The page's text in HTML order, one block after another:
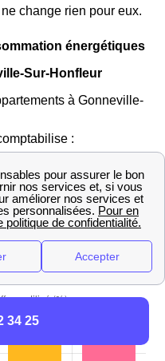
change rien pour eux.
énergétiques
Sur-Honfleur
à Gonneville-
:
par les habitants de
le chauffage
34 25